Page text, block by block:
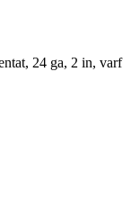
24 ga, 2 in, varf